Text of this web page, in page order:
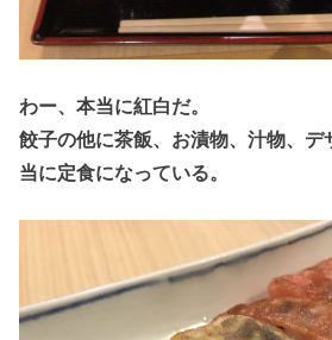
わー、本当に紅白だ。
餃子の他に茶飯、お漬物、汁物、デ
当に定食になっている。